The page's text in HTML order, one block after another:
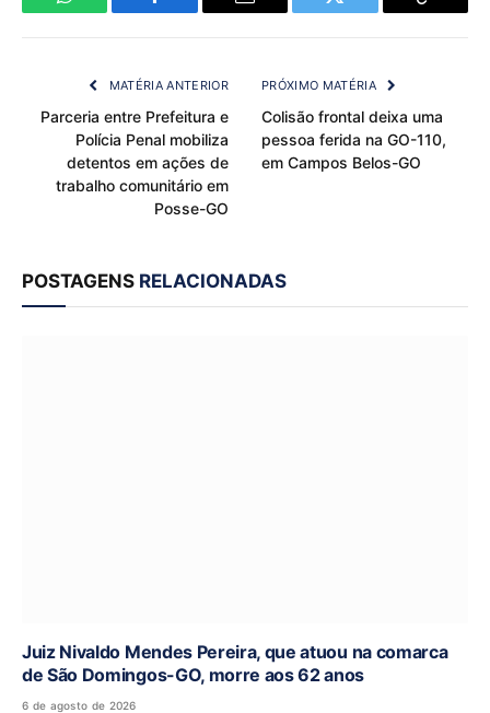
WhatsApp Facebook Email Twitter
Copy
MATÉRIA ANTERIOR
Parceria entre Prefeitura e
Polícia Penal mobiliza
detentos em ações de
trabalho comunitário em
Posse-GO
PRÓXIMO MATÉRIA
Colisão frontal deixa uma
pessoa ferida na GO-110,
em Campos Belos-GO
POSTAGENS RELACIONADAS
Juiz Nivaldo Mendes Pereira, que atuou na comarca
de São Domingos-GO, morre aos 62 anos
6 de agosto de 2026